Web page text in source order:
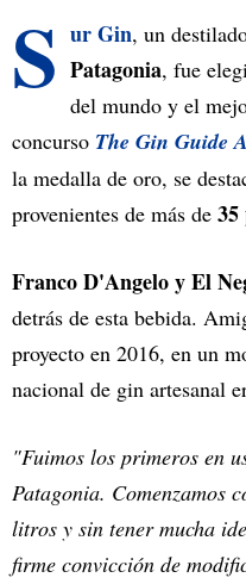
S ur Gin, un
Patagonia, fue
del mundo y el
concurso The Gin Guide
la medalla de oro, se
provenientes de más de 35
Franco D'Angelo y El
detrás de esta bebida.
proyecto en 2016, en un
nacional de gin artesanal
"Fuimos los primeros en
Patagonia. Comenzamos
litros y sin tener mucha
firme convicción de